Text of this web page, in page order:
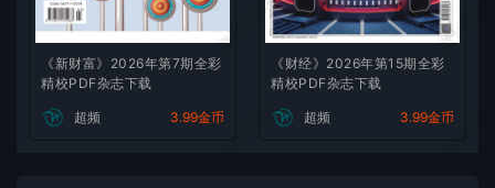
《新财富》2026年第7期全彩
精校PDF杂志下载
超频 3.99金币
《财经》2026年第15期全彩
精校PDF杂志下载
超频 3.99金币
微刊杂志社
微刊杂
微刊杂志社
微刊杂